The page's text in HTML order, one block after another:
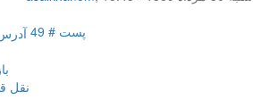
پست # 49
نقل